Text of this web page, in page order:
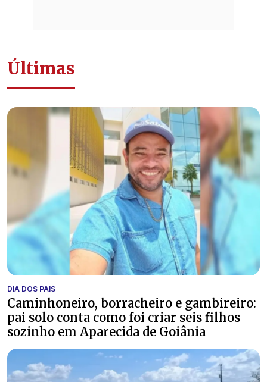
Últimas
DIA DOS PAIS
Caminhoneiro, borracheiro e gambireiro:
pai solo conta como foi criar seis filhos
sozinho em Aparecida de Goiânia